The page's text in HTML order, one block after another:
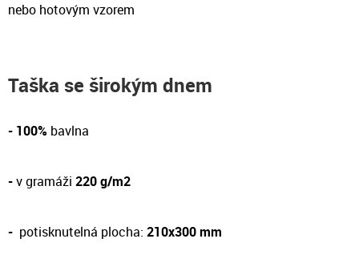
nebo hotovým vzorem
Taška se širokým dnem
- 100% bavlna
-v gramáži 220 g/m2
- potisknutelná plocha: 210x300 mm